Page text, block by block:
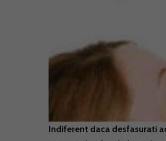
Indiferent daca desfasurati